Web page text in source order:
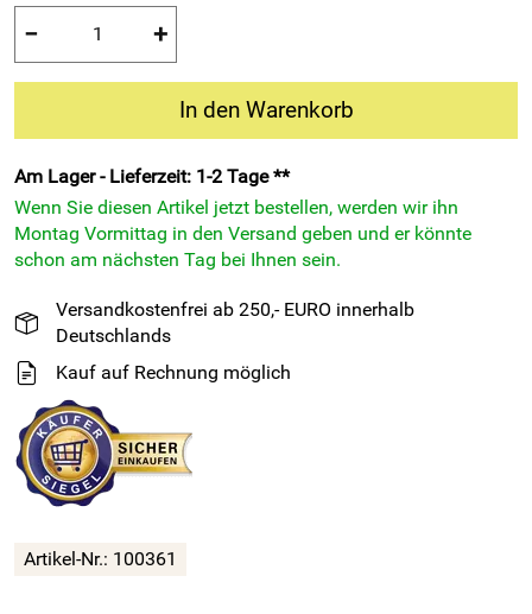
− +
In den Warenkorb
Am Lager - Lieferzeit: 1-2 Tage **
Wenn Sie diesen Artikel jetzt bestellen, werden wir ihn
Montag Vormittag in den Versand geben und er könnte
schon am nächsten Tag bei Ihnen sein.
Versandkostenfrei ab 250,- EURO innerhalb
Deutschlands
Kauf auf Rechnung möglich
Artikel-Nr.: 100361